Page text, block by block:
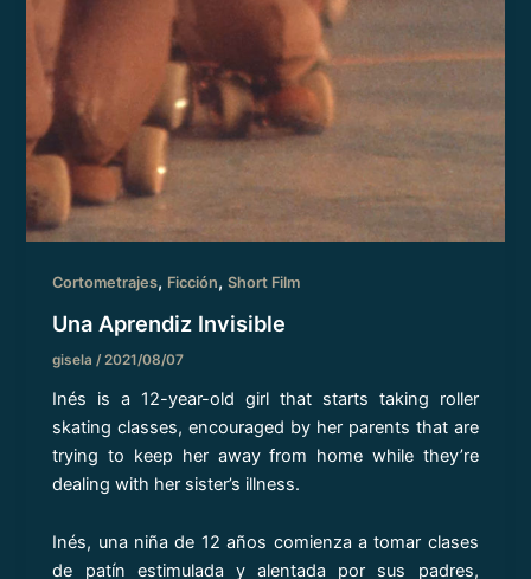
Cortometrajes, Ficción,Short Film
Una Aprendiz Invisible
gisela/2021/08/07
Inés is a 12-year-old girl that starts taking roller
skating classes, encouraged by her parents that are
trying to keep her away from home while they’re
dealing with her sister’s illness.
Inés, una niña de 12 años comienza a tomar clases
de patín estimulada y alentada por sus padres,